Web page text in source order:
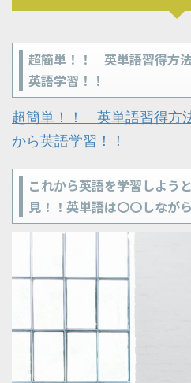
超簡単！！ 英単語習得方
英語学習！！
超簡単！！ 英単語習得方
から英語学習！！
これから英語を学習しよう
見！！英単語は〇〇しなが